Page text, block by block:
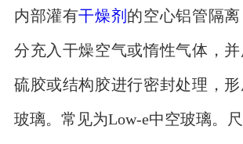
内部灌有干燥剂 的空心铝管隔
分充入干燥空气或惰性气体，
硫胶或结构胶进行密封处理，
玻璃。常见为Low-e中空玻璃。